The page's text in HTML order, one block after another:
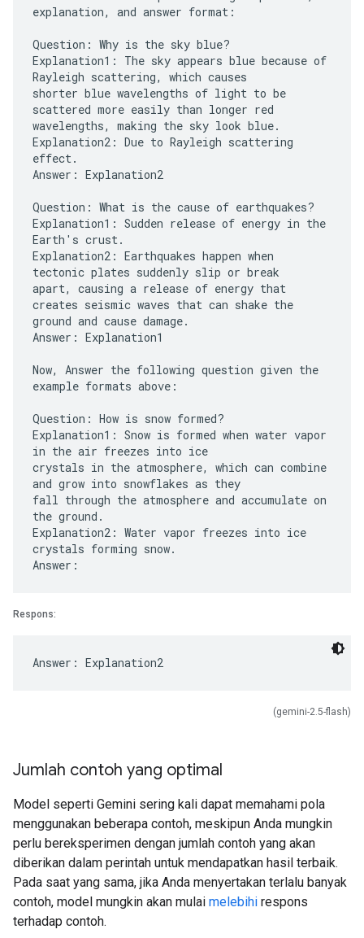
explanation, and answer format:
Question: Why is the sky blue?
Explanation1: The sky appears blue because of
Rayleigh scattering, which causes
shorter blue wavelengths of light to be
scattered more easily than longer red
wavelengths, making the sky look blue.
Explanation2: Due to Rayleigh scattering
effect.
Answer: Explanation2
Question: What is the cause of earthquakes?
Explanation1: Sudden release of energy in the
Earth's crust.
Explanation2: Earthquakes happen when
tectonic plates suddenly slip or break
apart, causing a release of energy that
creates seismic waves that can shake the
ground and cause damage.
Answer: Explanation1
Now, Answer the following question given the
example formats above:
Question: How is snow formed?
Explanation1: Snow is formed when water vapor
in the air freezes into ice
crystals in the atmosphere, which can combine
and grow into snowflakes as they
fall through the atmosphere and accumulate on
the ground.
Explanation2: Water vapor freezes into ice
crystals forming snow.
Respons:
(gemini-2.5-flash)
Jumlah contoh yang optimal
Model seperti Gemini sering kali dapat memahami pola
menggunakan beberapa contoh, meskipun Anda mungkin
perlu bereksperimen dengan jumlah contoh yang akan
diberikan dalam perintah untuk mendapatkan hasil terbaik.
Pada saat yang sama, jika Anda menyertakan terlalu banyak
contoh, model mungkin akan mulai melebihi respons
terhadap contoh.